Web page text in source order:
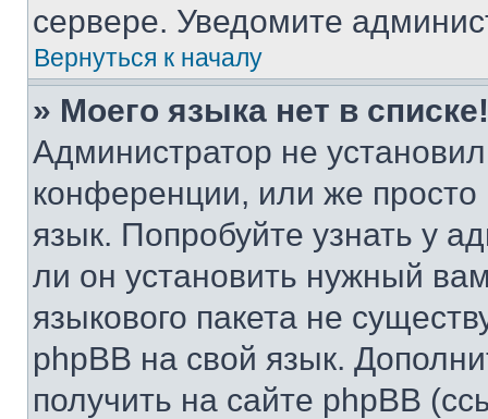
сервере. Уведомите
Вернуться к началу
» Моего языка нет в списке!
Администратор не
конференции, или же
язык. Попробуйте узнать у
ли он установить нужный
языкового пакета не
phpBB на свой язык.
получить на сайте phpBB